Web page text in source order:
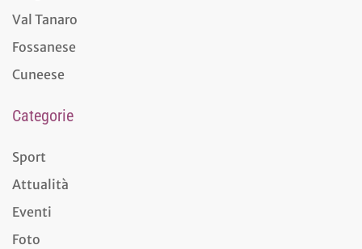
Val Tanaro
Fossanese
Cuneese
Categorie
Sport
Attualità
Eventi
Foto